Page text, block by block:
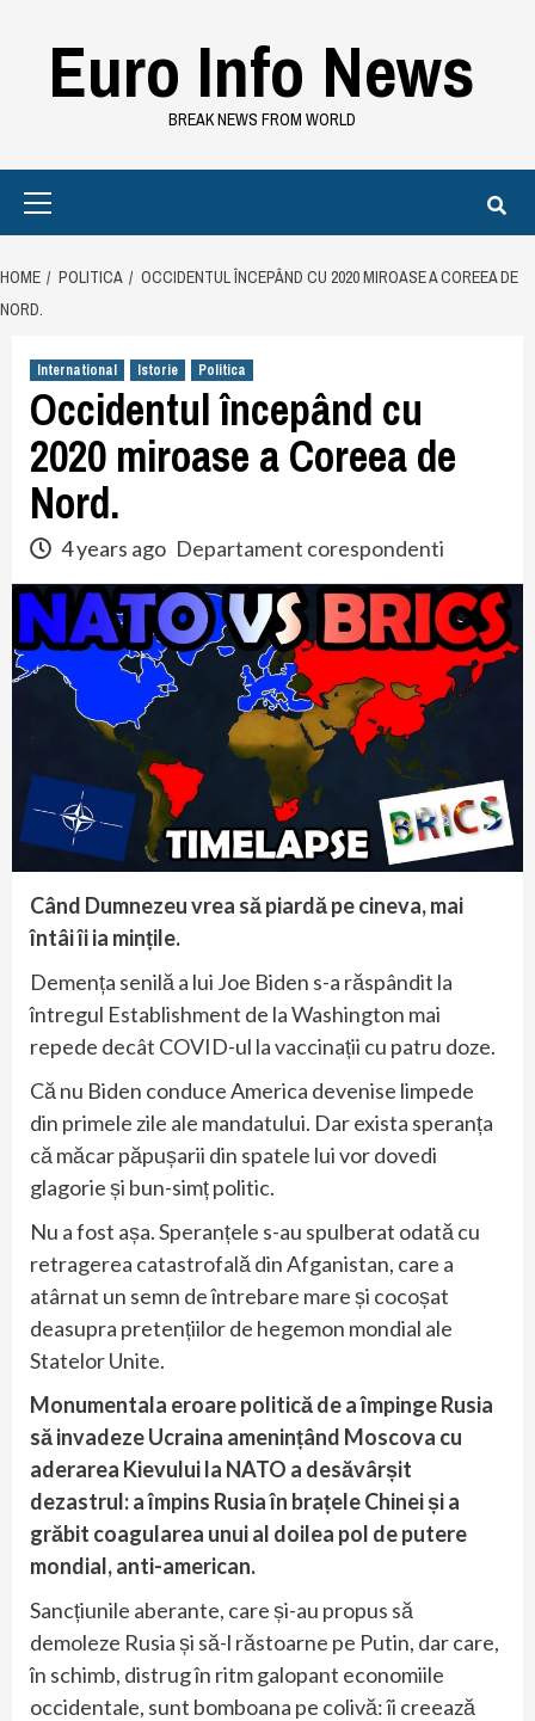
contentEuro Info News
BREAK NEWS FROM WORLD
HOME POLITICA
OCCIDENTUL ÎNCEPÂND CU 2020 MIROASE A COREEA DE
NORD.
International Istorie Politica
Occidentul începând cu
2020 miroase a Coreea de
Nord.
4 years ago Departament corespondenti
Când Dumnezeu vrea să piardă pe cineva, mai
întâi îi ia mințile.
Demența senilă a lui Joe Biden s-a răspândit la
întregul Establishment de la Washington mai
repede decât COVID-ul la vaccinații cu patru doze.
Că nu Biden conduce America devenise limpede
din primele zile ale mandatului. Dar exista speranța
că măcar păpușarii din spatele lui vor dovedi
glagorie și bun-simț politic.
Nu a fost așa. Speranțele s-au spulberat odată cu
retragerea catastrofală din Afganistan, care a
atârnat un semn de întrebare mare și cocoșat
deasupra pretențiilor de hegemon mondial ale
Statelor Unite.
Monumentala eroare politică de a împinge Rusia
să invadeze Ucraina amenințând Moscova cu
aderarea Kievului la NATO a desăvârșit
dezastrul: a împins Rusia în brațele Chinei și a
grăbit coagularea unui al doilea pol de putere
mondial, anti-american.
Sancțiunile aberante, care și-au propus să
demoleze Rusia și să-l răstoarne pe Putin, dar care,
în schimb, distrug în ritm galopant economiile
occidentale, sunt bomboana pe colivă: îi creează